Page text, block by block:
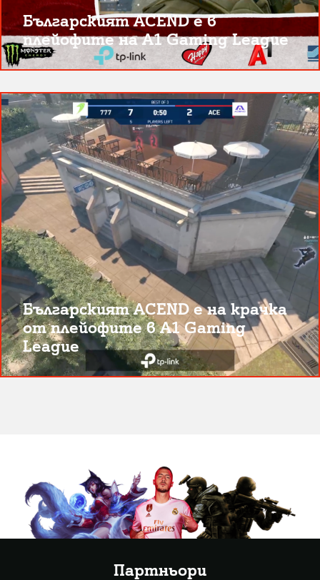
Българският ACEND е в
плейофите на A1 Gaming League
Българският ACEND е на крачка
от плейофите в A1 Gaming
League
Партньори